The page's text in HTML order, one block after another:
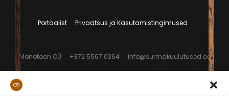
Portaalist Privaatsus ja Kasutamistingimused
Monotoon OÜ +372 5567 0364 info@surmakuulutused.ee